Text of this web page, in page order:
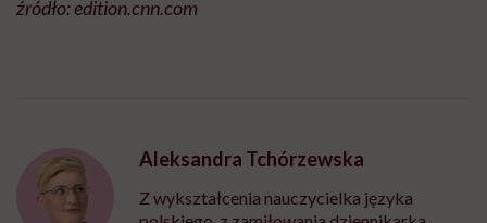
źródło: edition.cnn.com
Aleksandra Tchórzewska
Z wykształcenia nauczycielka języka